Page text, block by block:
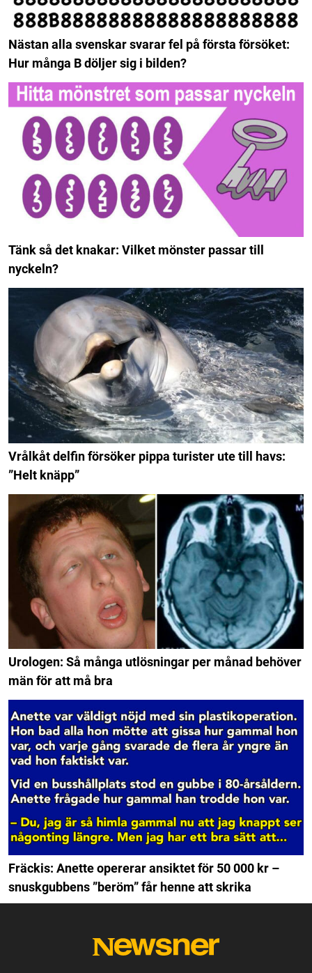
Nästan alla svenskar svarar fel på första försöket:
Hur många B döljer sig i bilden?
Tänk så det knakar: Vilket mönster passar till
nyckeln?
Vrålkåt delfin försöker pippa turister ute till havs:
”Helt knäpp”
Urologen: Så många utlösningar per månad behöver
män för att må bra
Fräckis: Anette opererar ansiktet för 50 000 kr –
snuskgubbens ”beröm” får henne att skrika